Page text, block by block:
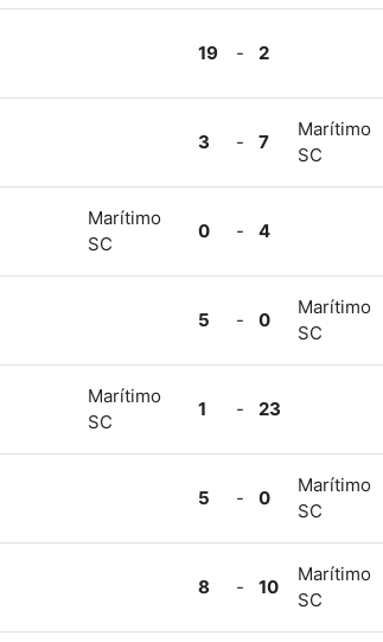
19 - 2
3 - 7
Marítimo
SC
Marítimo
SC
0 - 4
5 - 0
Marítimo
SC
Marítimo
SC
1 - 23
5 - 0
Marítimo
SC
8 - 10
Marítimo
SC